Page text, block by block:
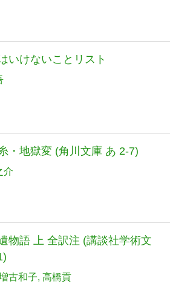
いけないことリスト
・地獄変 (角川文庫 あ 2-7)
介
物語 上 全訳注 (講談社学術文
古和子 高橋貢